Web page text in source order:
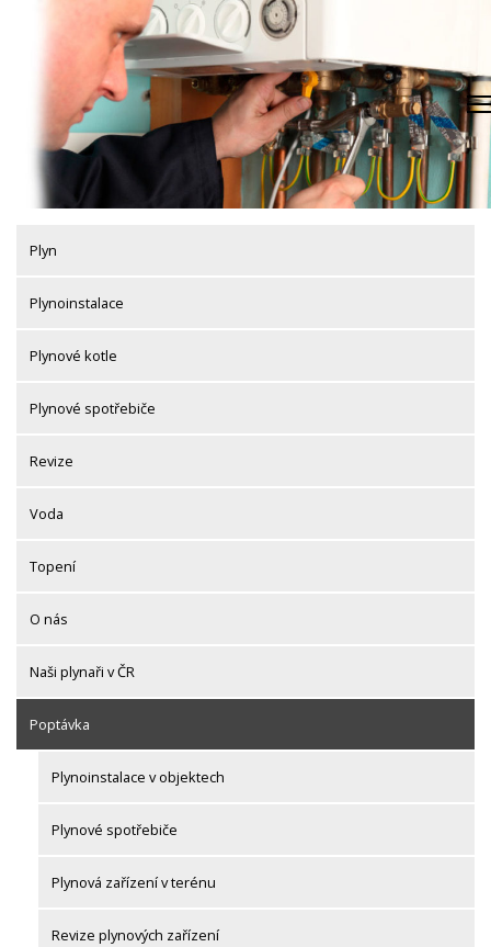
Plyn
Plynoinstalace
Plynové kotle
Plynové spotřebiče
Revize
Voda
Topení
O nás
Naši plynaři v ČR
Poptávka
Plynoinstalace v objektech
Plynové spotřebiče
Plynová zařízení v terénu
Revize plynových zařízení